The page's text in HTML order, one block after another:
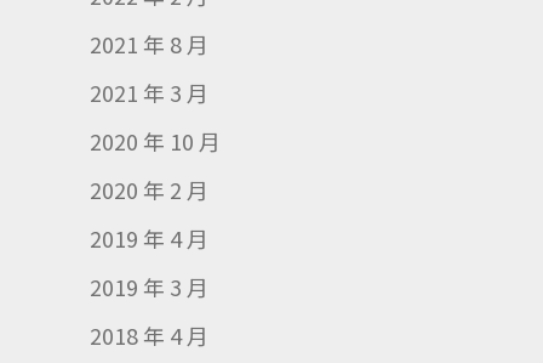
2021 年 8 月
2021 年 3 月
2020 年 10 月
2020 年 2 月
2019 年 4 月
2019 年 3 月
2018 年 4 月